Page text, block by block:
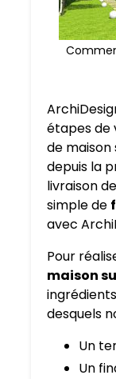
étapes de
de maison
depuis la
livraison
simple de
avec
Pour
maison
desquels
Un
Un